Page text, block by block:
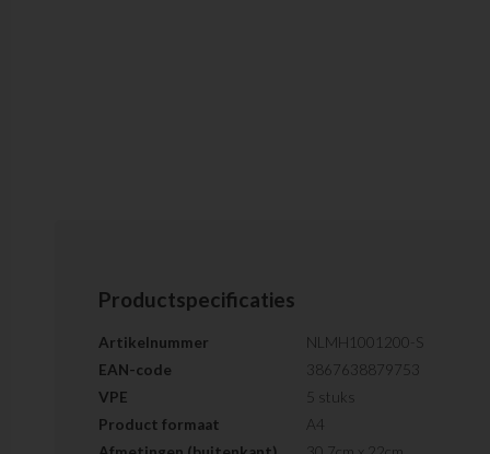
Productspecificaties
Artikelnummer
NLMH1001200-S
EAN-code
3867638879753
VPE
5 stuks
Product formaat
A4